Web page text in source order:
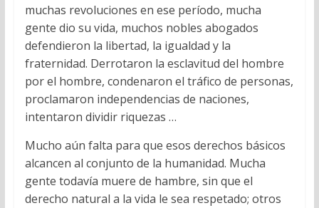
muchas revoluciones en ese período, mucha
gente dio su vida, muchos nobles abogados
defendieron la libertad, la igualdad y la
fraternidad. Derrotaron la esclavitud del hombre
por el hombre, condenaron el tráfico de personas,
proclamaron independencias de naciones,
intentaron dividir riquezas …
Mucho aún falta para que esos derechos básicos
alcancen al conjunto de la humanidad. Mucha
gente todavía muere de hambre, sin que el
derecho natural a la vida le sea respetado; otros